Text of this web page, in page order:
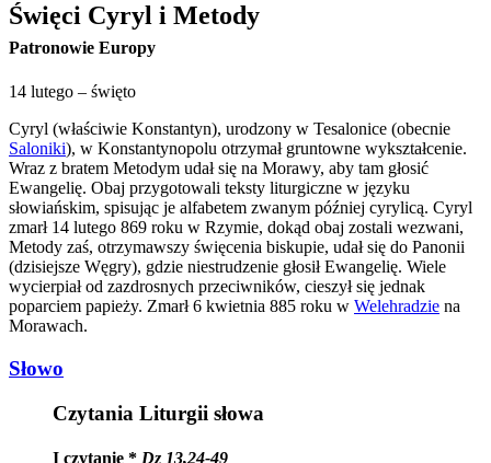
Święci Cyryl i Metody
Patronowie Europy
14 lutego – święto
Cyryl (właściwie Konstantyn), urodzony w Tesalonice (obecnie
Saloniki), w Konstantynopolu otrzymał gruntowne wykształcenie.
Wraz z bratem Metodym udał się na Morawy, aby tam głosić
Ewangelię. Obaj przygotowali teksty liturgiczne w języku
słowiańskim, spisując je alfabetem zwanym później cyrylicą. Cyryl
zmarł 14 lutego 869 roku w Rzymie, dokąd obaj zostali wezwani,
Metody zaś, otrzymawszy święcenia biskupie, udał się do Panonii
(dzisiejsze Węgry), gdzie niestrudzenie głosił Ewangelię. Wiele
wycierpiał od zazdrosnych przeciwników, cieszył się jednak
poparciem papieży. Zmarł 6 kwietnia 885 roku w Welehradzie na
Morawach.
Słowo
Czytania Liturgii słowa
I czytanie * Dz 13,24-49